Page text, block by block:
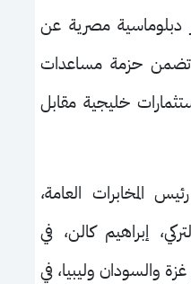
دبلوماسية مصرية عن
تضمن حزمة مساعدات
خليجية مقابل
المخابرات العامة،
إبراهيم كالن، في
والسودان وليبيا، في